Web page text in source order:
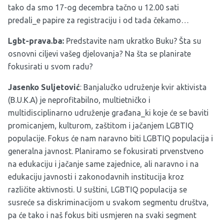
tako da smo 17-og decembra tačno u 12.00 sati
predali_e papire za registraciju i od tada čekamo…
Lgbt-prava.ba: Predstavite nam ukratko Buku? Šta su
osnovni ciljevi vašeg djelovanja? Na šta se planirate
fokusirati u svom radu?
Jasenko Suljetović: Banjalučko udruženje kvir aktivista
(B.U.K.A) je neprofitabilno, multietničko i
multidisciplinarno udruženje građana_ki koje će se baviti
promicanjem, kulturom, zaštitom i jačanjem LGBTIQ
populacije. Fokus će nam naravno biti LGBTIQ populacija i
generalna javnost. Planiramo se fokusirati prvenstveno
na edukaciju i jačanje same zajednice, ali naravno i na
edukaciju javnosti i zakonodavnih institucija kroz
različite aktivnosti. U suštini, LGBTIQ populacija se
susreće sa diskriminacijom u svakom segmentu društva,
pa će tako i naš fokus biti usmjeren na svaki segment